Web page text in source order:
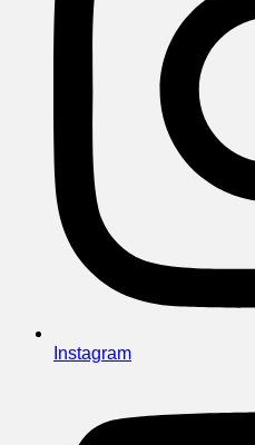
Instagram